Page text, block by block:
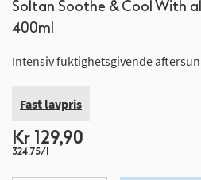
Soltan Soothe & Cool With
400ml
Intensiv fuktighetsgivende
Fast lavpris
Kr 129,90
324,75/l
begynnelsen
av